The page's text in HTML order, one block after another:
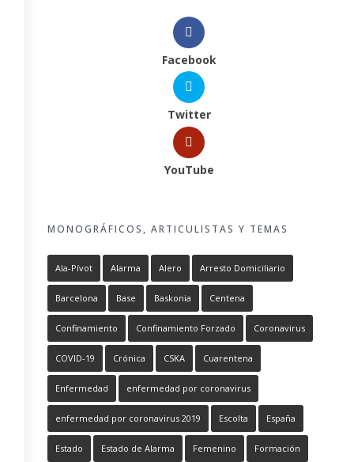
Facebook
Twitter
YouTube
MONOGRÁFICOS, ARTICULISTAS Y TEMAS
Ala-Pívot Alarma Alero Arresto Domiciliario
Barcelona Base Baskonia Centena
Confinamiento Confinamiento Forzado Coronavirus
COVID-19 Crónica CSKA Cuarentena
Enfermedad enfermedad por coronavirus
enfermedad por coronavirus 2019 Escolta España
Estado Estado de Alarma Femenino Formación